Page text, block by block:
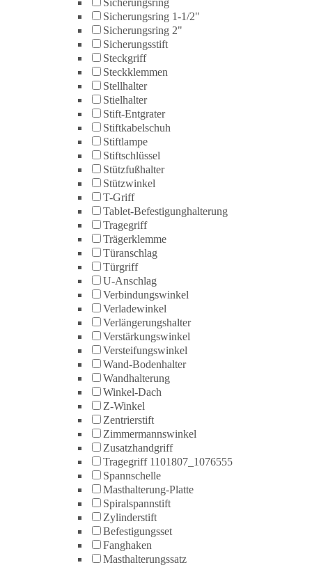
Sicherungsring 1-1/2"
Sicherungsring 2"
Sicherungsstift
Steckgriff
Steckklemmen
Stellhalter
Stielhalter
Stift-Entgrater
Stiftkabelschuh
Stiftlampe
Stiftschlüssel
Stützfußhalter
Stützwinkel
T-Griff
Tablet-Befestigunghalterung
Tragegriff
Trägerklemme
Türanschlag
Türgriff
U-Anschlag
Verbindungswinkel
Verladewinkel
Verlängerungshalter
Verstärkungswinkel
Versteifungswinkel
Wand-Bodenhalter
Wandhalterung
Winkel-Dach
Z-Winkel
Zentrierstift
Zimmermannswinkel
Zusatzhandgriff
Tragegriff 1101807_1076555
Spannschelle
Masthalterung-Platte
Spiralspannstift
Zylinderstift
Befestigungsset
Fanghaken
Masthalterungssatz